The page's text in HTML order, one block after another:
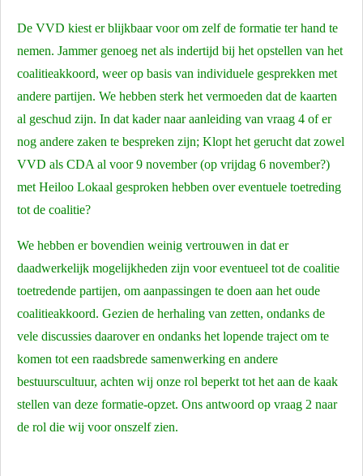
De VVD kiest er blijkbaar voor om zelf de formatie ter hand te
nemen. Jammer genoeg net als indertijd bij het opstellen van het
coalitieakkoord, weer op basis van individuele gesprekken met
andere partijen. We hebben sterk het vermoeden dat de kaarten
al geschud zijn. In dat kader naar aanleiding van vraag 4 of er
nog andere zaken te bespreken zijn; Klopt het gerucht dat zowel
VVD als CDA al voor 9 november (op vrijdag 6 november?)
met Heiloo Lokaal gesproken hebben over eventuele toetreding
tot de coalitie?
We hebben er bovendien weinig vertrouwen in dat er
daadwerkelijk mogelijkheden zijn voor eventueel tot de coalitie
toetredende partijen, om aanpassingen te doen aan het oude
coalitieakkoord. Gezien de herhaling van zetten, ondanks de
vele discussies daarover en ondanks het lopende traject om te
komen tot een raadsbrede samenwerking en andere
bestuurscultuur, achten wij onze rol beperkt tot het aan de kaak
stellen van deze formatie-opzet. Ons antwoord op vraag 2 naar
de rol die wij voor onszelf zien.